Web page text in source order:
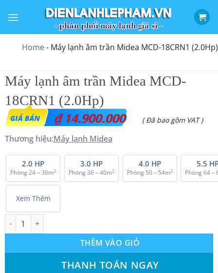
qua
Home- Máy lạnh âm trần Midea MCD-18CRN1 (2.0Hp)
Máy lạnh âm trần Midea MCD-
18CRN1 (2.0Hp)
₫14.900.000 ( Đã bao gồm VAT )
Thương hiệu:Máy lạnh Midea
2.0 HP
Phòng 24 – 30m2
3.0 HP
Phòng 36 – 40m2
4.0 HP
Phòng 50 – 54m2
5.5
Phòng 64 –
Xem Thêm
Máy lạnh âm trần Midea MCD-18CRN1 (2.0Hp) số lượng
THÊM VÀO GIỎ
THANH TOÁN NGAY